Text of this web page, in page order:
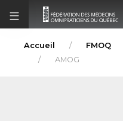
Accueil FMOQ
AMOG